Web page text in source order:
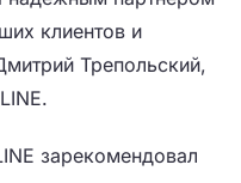
клиентов и
Трепольский,
зарекомендовал